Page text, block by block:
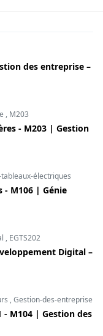
des entreprise –
, M203
- M203 | Gestion
tableaux-électriques
- M106 | Génie
, EGTS202
Digital –
,Gestion-des-entreprise
M104 | Gestion des